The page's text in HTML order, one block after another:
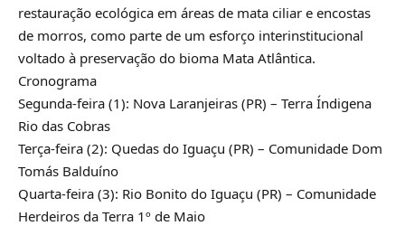
restauração ecológica em áreas de mata ciliar e encostas
de morros, como parte de um esforço interinstitucional
voltado à preservação do bioma Mata Atlântica.
Cronograma
Segunda-feira (1): Nova Laranjeiras (PR) – Terra Índigena
Rio das Cobras
Terça-feira (2): Quedas do Iguaçu (PR) – Comunidade Dom
Tomás Balduíno
Quarta-feira (3): Rio Bonito do Iguaçu (PR) – Comunidade
Herdeiros da Terra 1º de Maio